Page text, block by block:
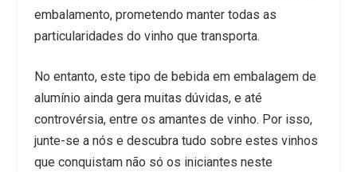
embalamento, prometendo manter todas as
particularidades do vinho que transporta.
No entanto, este tipo de bebida em embalagem de
alumínio ainda gera muitas dúvidas, e até
controvérsia, entre os amantes de vinho. Por isso,
junte-se a nós e descubra tudo sobre estes vinhos
que conquistam não só os iniciantes neste